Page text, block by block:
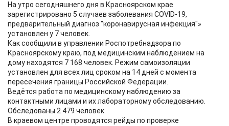
На утро сегодняшнего дня в Красноярском крае
зарегистрировано 5 случаев заболевания COVID-19,
предварительный диагноз "коронавирусная инфекция"»
установлен у 7 человек.
Как сообщили в управлении Роспотребнадзора по
Красноярскому краю, под медицинским наблюдением на
дому находятся 7 168 человек. Режим самоизоляции
установлен для всех лиц сроком на 14 дней с момента
пересечения границы Российской Федерации.
Ведётся работа по медицинскому наблюдению за
контактными лицами и их лабораторному обследованию.
Обследованы 2 479 человек.
В краевом центре проводятся рейды по проверке